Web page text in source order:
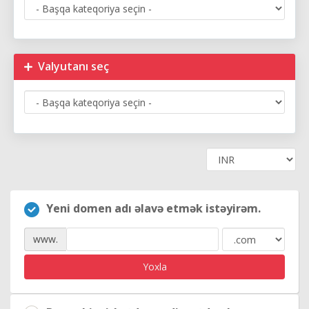
Valyutanı seç
Yeni domen adı əlavə etmək istəyirəm.
www.
Yoxla